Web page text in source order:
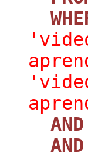
AND
AND